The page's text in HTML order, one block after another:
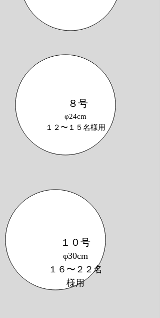
８号
φ24cm
​１２〜１５名様用
１０号
φ30cm
​１６〜２２名
様用